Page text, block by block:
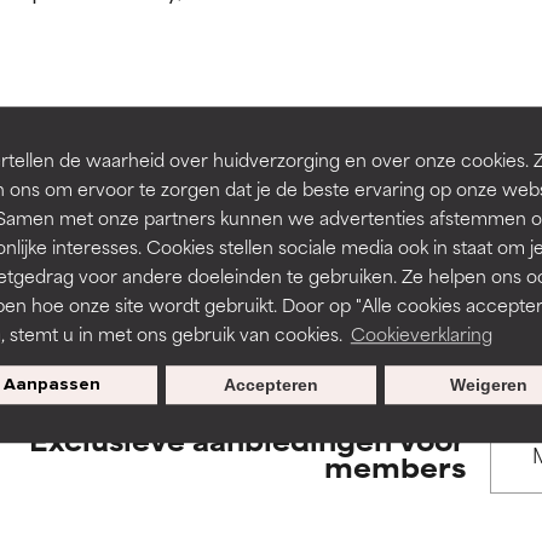
de waarheid over huidverzorging en over onze cookies.
ons om ervoor te zorgen dat je de beste ervaring op onze
met onze partners kunnen we advertenties afstemmen
interesses. Cookies stellen sociale media ook in staat om je
voor andere doeleinden te gebruiken. Ze helpen ons
hoe onze site wordt gebruikt. Door op "Alle cookies
stemt u in met ons gebruik van cookies. Cookieverklaring
Aanpassen Weigeren
Accepteren
BACK TO SEARCH
to assess ingredients in this dictionary. Regulations
irriterend maar kan esthetische, stabiliteits- of andere
is aanwezig. Het risico wordt vergroot als het gecombineerd
ingrediënten.
droogheid, enz. veroorzaken. Kan in sommige gevallen
het algemeen is bewezen dat het meer kwaad dan goed doet.
irriterend maar kan esthetische, stabiliteits- of andere
is aanwezig. Het risico wordt vergroot als het gecombineerd
ingrediënten.
droogheid, enz. veroorzaken. Kan in sommige gevallen
het algemeen is bewezen dat het meer kwaad dan goed doet.
Exclusieve aanbiedingen voor
members